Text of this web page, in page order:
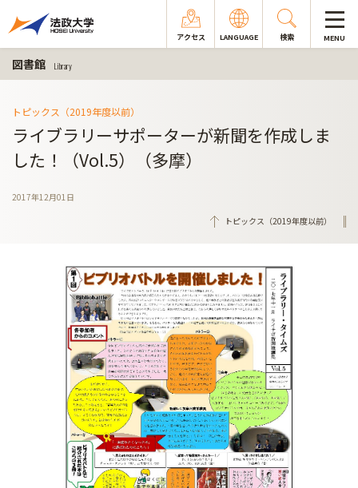
アクセス LANGUAGE 検索 MENU
図書館 Library
トピックス（2019年度以前）
ライブラリーサポーターが新聞を作成しま
した！（Vol.5）（多摩）
2017年12月01日
トピックス（2019年度以前）